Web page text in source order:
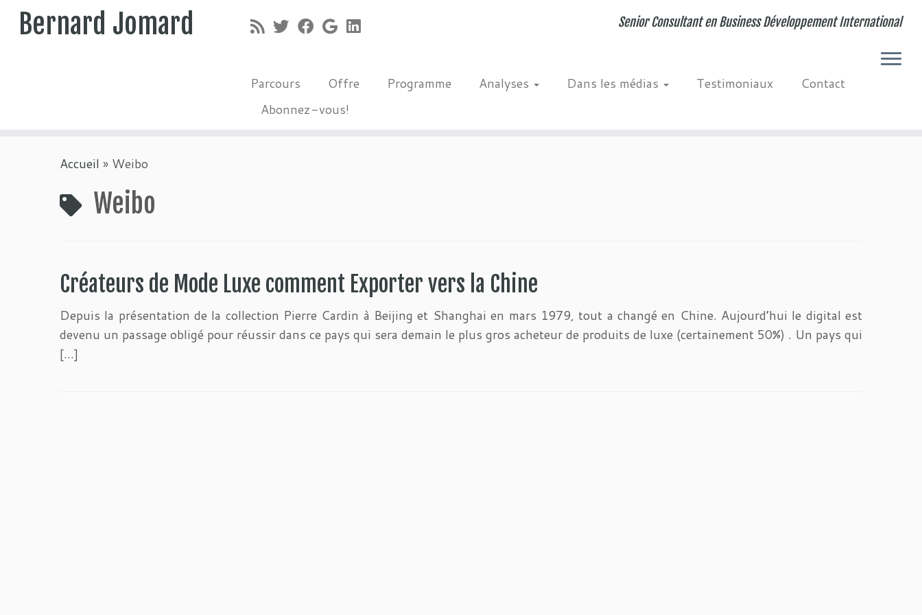
Bernard Jomard Senior Consultant en Business Développement International
Parcours Offre Programme Analyses Dans les médias Testimoniaux
Contact
Abonnez-vous!
Accueil » Weibo
Weibo
Créateurs de Mode Luxe comment Exporter vers la Chine
Depuis la présentation de la collection Pierre Cardin à Beijing et Shanghai en mars 1979, tout a changé en Chine. Aujourd’hui le digital est
devenu un passage obligé pour réussir dans ce pays qui sera demain le plus gros acheteur de produits de luxe (certainement 50%) . Un pays qui
[…]